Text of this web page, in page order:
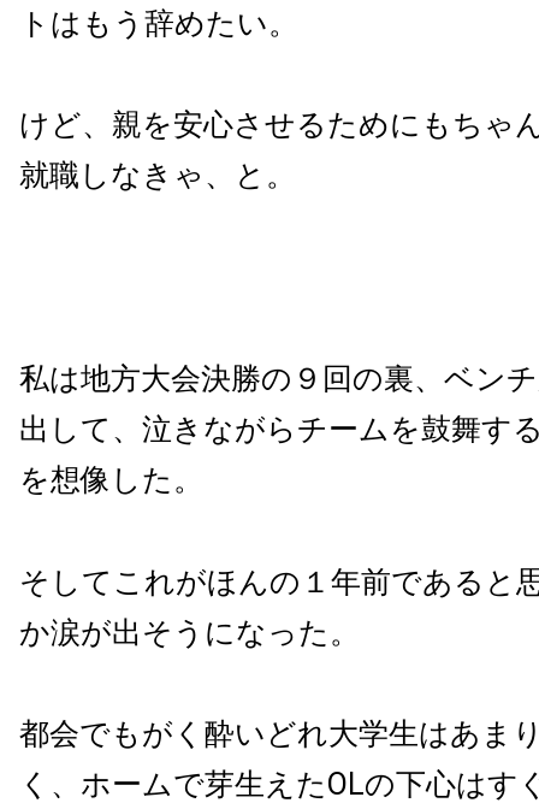
トはもう辞めたい。
けど、親を安心させるためにもちゃ
就職しなきゃ、と。
私は地方大会決勝の９回の裏、ベン
出して、泣きながらチームを鼓舞す
を想像した。
そしてこれがほんの１年前であると
か涙が出そうになった。
都会でもがく酔いどれ大学生はあま
く、ホームで芽生えたOLの下心はす